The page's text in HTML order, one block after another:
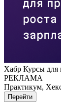
Хабр Курсы для
РЕКЛАМА
Практикум,
Перейти